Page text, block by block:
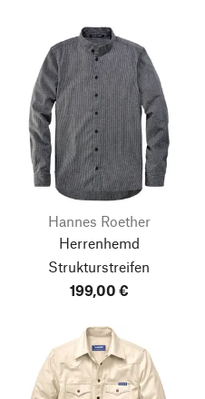
Hannes Roether
Herrenhemd
Strukturstreifen
199,00 €